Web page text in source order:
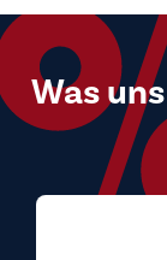
Was